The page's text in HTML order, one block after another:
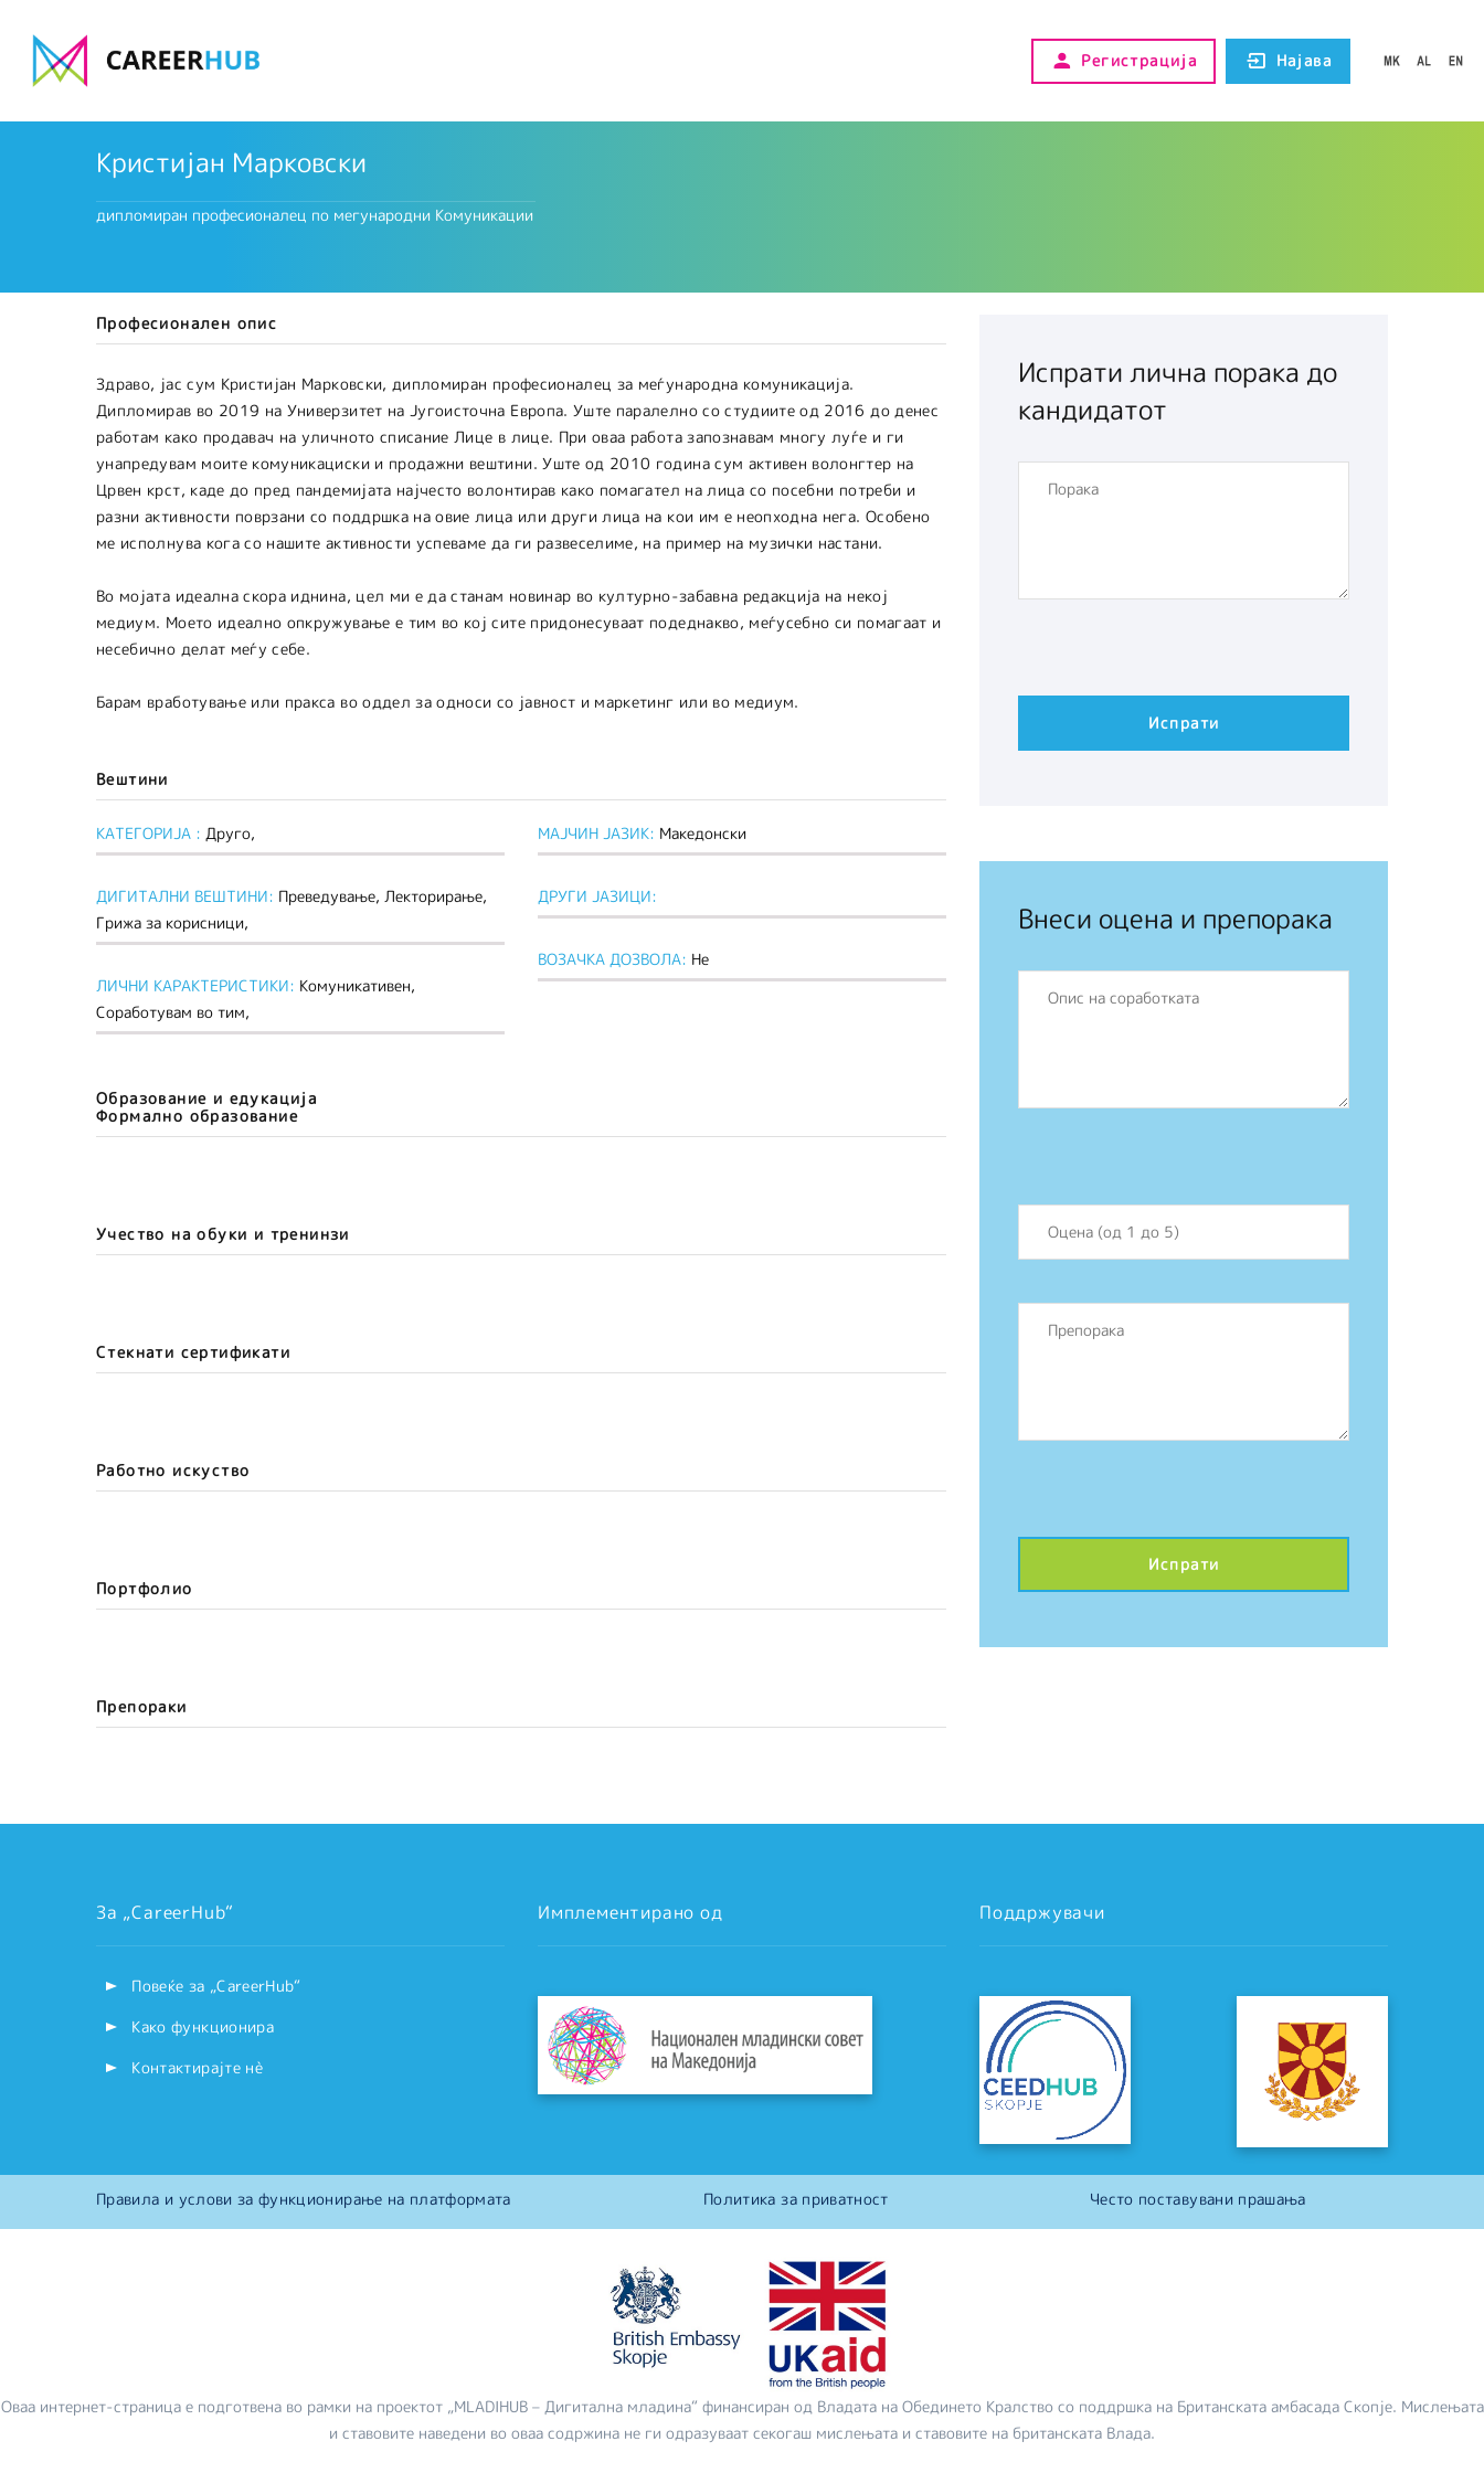
Регистрација Најава
Кристијан Марковски
дипломиран професионалец по мегународни Комуникации
Професионален опис
Здраво, јас сум Кристијан Марковски, дипломиран професионалец за меѓународна комуникација.
Дипломирав во 2019 на Универзитет на Југоисточна Европа. Уште паралелно со студиите од 2016 до денес
работам како продавач на уличното списание Лице в лице. При оваа работа запознавам многу луѓе и ги
унапредувам моите комуникациски и продажни вештини. Уште од 2010 година сум активен волонгтер на
Црвен крст, каде до пред пандемијата најчесто волонтирав како помагател на лица со посебни потреби и
разни активности поврзани со поддршка на овие лица или други лица на кои им е неопходна нега. Особено
ме исполнува кога со нашите активности успеваме да ги развеселиме, на пример на музички настани.
Во мојата идеална скора иднина, цел ми е да станам новинар во културно-забавна редакција на некој
медиум. Моето идеално опкружување е тим во кој сите придонесуваат подеднакво, меѓусебно си помагаат и
несебично делат меѓу себе.
Барам вработување или пракса во оддел за односи со јавност и маркетинг или во медиум.
Вештини
КАТЕГОРИЈА : Друго,
ДИГИТАЛНИ ВЕШТИНИ: Преведување, Лекторирање,
Грижа за корисници,
ЛИЧНИ КАРАКТЕРИСТИКИ: Комуникативен,
Соработувам во тим,
МАЈЧИН ЈАЗИК: Македонски
ДРУГИ ЈАЗИЦИ:
ВОЗАЧКА ДОЗВОЛА: Не
Образование и едукација
Формално образование
Учество на обуки и тренинзи
Стекнати сертификати
Работно искуство
Портфолио
Препораки
Испрати лична порака до
кандидатот
Внеси оцена и препорака
За „CareerHub“
Повеќе за „CareerHub“
Како функционира
Контактирајте нѐ
Имплементирано од Поддржувачи
Правила и услови за функционирање на платформата Политика за приватност Често поставувани прашања
Оваа интернет-страница е подготвена во рамки на проектот „MLADIHUB – Дигитална младина“ финансиран од Владата на Обединето Кралство со поддршка на Британската амбасада Скопје. Мислењата
и ставовите наведени во оваа содржина не ги одразуваат секогаш мислењата и ставовите на британската Влада.